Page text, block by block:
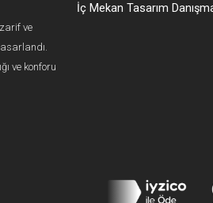
ve
ve konforu
İç Mekan Tasarım